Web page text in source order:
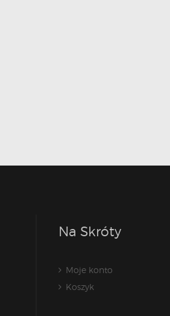
Na Skróty
Moje konto
Koszyk